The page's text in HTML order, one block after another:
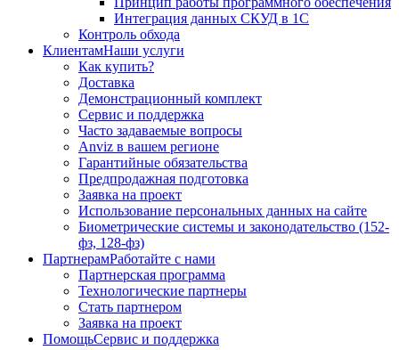
Интеграция данных СКУД в 1С
Контроль обхода
КлиентамНаши услуги
Как купить?
Доставка
Демонстрационный комплект
Сервис и поддержка
Часто задаваемые вопросы
Anviz в вашем регионе
Гарантийные обязательства
Предпродажная подготовка
Заявка на проект
Использование персональных данных на сайте
Биометрические системы и законодательство (152-
фз, 128-фз)
ПартнерамРаботайте с нами
Партнерская программа
Технологические партнеры
Стать партнером
Заявка на проект
ПомощьСервис и поддержка